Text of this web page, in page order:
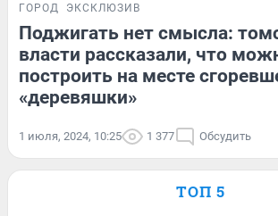
ГОРОД ЭКСКЛЮЗИВ
Поджигать нет смысла:
власти рассказали, что
построить на месте
«деревяшки»
1 июля, 2024, 10:25 1 377 Обсудить
ТОП 5